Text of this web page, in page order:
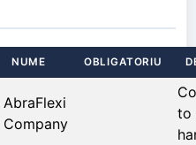
NUME OBLIGATORIU
AbraFlexi
Company
to